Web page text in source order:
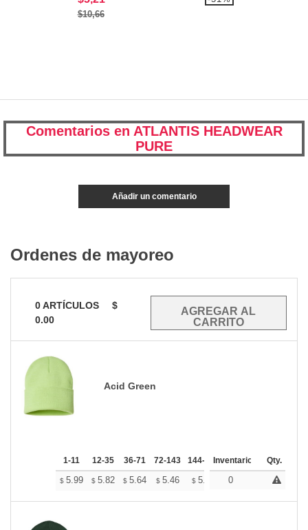
$10,66
Comentarios en ATLANTIS HEADWEAR
PURE
Añadir un comentario
Ordenes de mayoreo
0ARTÍCULOS
$
0.00
Acid Green
1-11 12-35 36-71 72-143 144-287 288 + Mas
Inventario Qty.
$ 5.99 $ 5.82 $ 5.64 $ 5.46 $ 5.28 $ +
0